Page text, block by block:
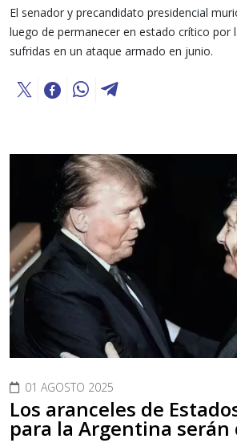
El senador y precandidato presidencial
luego de permanecer en estado crítico por
sufridas en un ataque armado en junio.
01 AGOSTO 2025
Los aranceles de
para la Argentina serán